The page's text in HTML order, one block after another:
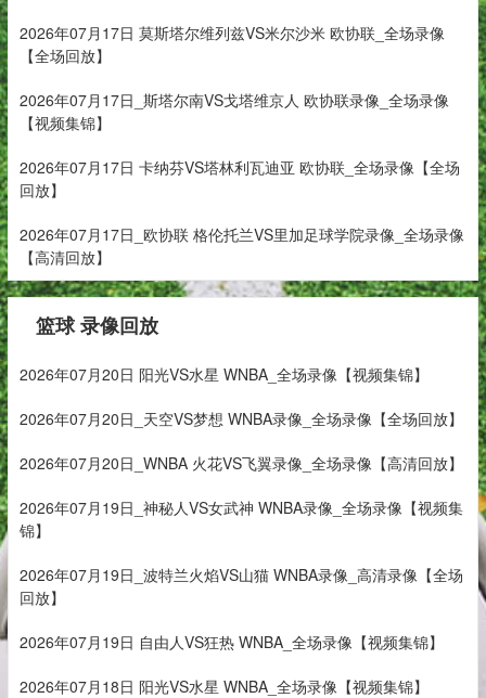
2026年07月17日 莫斯塔尔维列兹VS米尔沙米 欧协联_全场录像
【全场回放】
2026年07月17日_斯塔尔南VS戈塔维京人 欧协联录像_全场录像
【视频集锦】
2026年07月17日 卡纳芬VS塔林利瓦迪亚 欧协联_全场录像【全场
回放】
2026年07月17日_欧协联 格伦托兰VS里加足球学院录像_全场录像
【高清回放】
篮球 录像回放
2026年07月20日 阳光VS水星 WNBA_全场录像【视频集锦】
2026年07月20日_天空VS梦想 WNBA录像_全场录像【全场回放】
2026年07月20日_WNBA 火花VS飞翼录像_全场录像【高清回放】
2026年07月19日_神秘人VS女武神 WNBA录像_全场录像【视频集
锦】
2026年07月19日_波特兰火焰VS山猫 WNBA录像_高清录像【全场
回放】
2026年07月19日 自由人VS狂热 WNBA_全场录像【视频集锦】
2026年07月18日 阳光VS水星 WNBA_全场录像【视频集锦】